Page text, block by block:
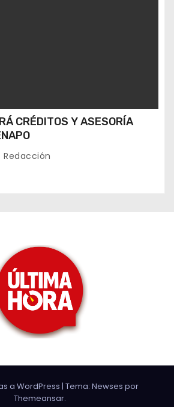
CRÉDITOS Y ASESORÍA
Redacción
a WordPress | Tema: Newses por
Themeansar.